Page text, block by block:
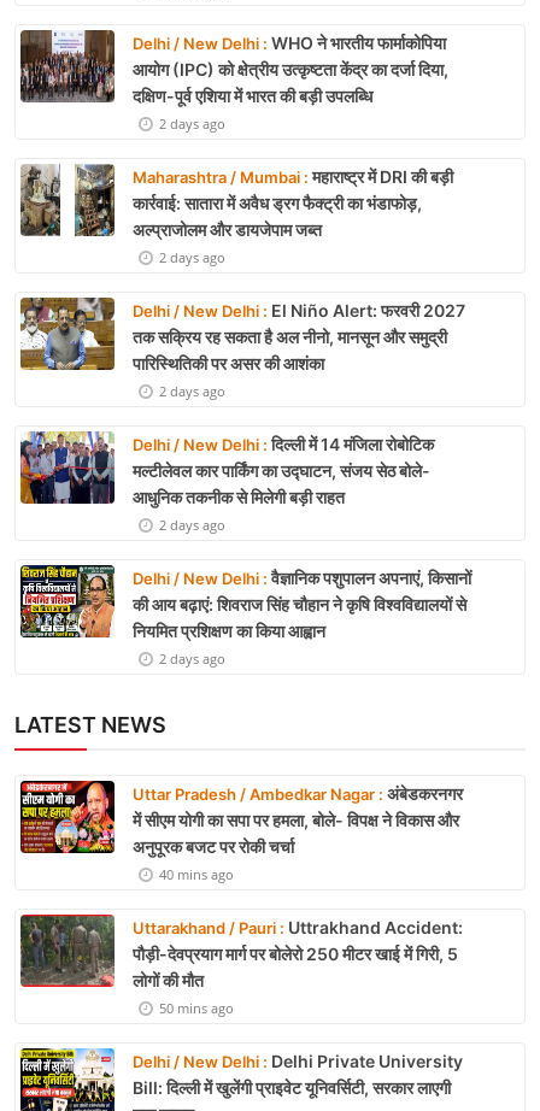
Delhi / New Delhi : WHO ने भारतीय फार्माकोपिया
आयोग (IPC) को क्षेत्रीय उत्कृष्टता केंद्र का दर्जा दिया,
दक्षिण-पूर्व एशिया में भारत की बड़ी उपलब्धि
2 days ago
Maharashtra / Mumbai :महाराष्ट्र में DRI की बड़ी
कार्रवाई: सातारा में अवैध ड्रग फैक्ट्री का भंडाफोड़,
अल्प्राजोलम और डायजेपाम जब्त
2 days ago
Delhi / New Delhi : El Niño Alert: फरवरी 2027
तक सक्रिय रह सकता है अल नीनो, मानसून और समुद्री
पारिस्थितिकी पर असर की आशंका
2 days ago
Delhi / New Delhi :दिल्ली में 14 मंजिला रोबोटिक
मल्टीलेवल कार पार्किंग का उद्घाटन, संजय सेठ बोले-
आधुनिक तकनीक से मिलेगी बड़ी राहत
2 days ago
Delhi / New Delhi :वैज्ञानिक पशुपालन अपनाएं, किसानों
की आय बढ़ाएं: शिवराज सिंह चौहान ने कृषि विश्वविद्यालयों से
नियमित प्रशिक्षण का किया आह्वान
2 days ago
LATEST NEWS
Uttar Pradesh / Ambedkar Nagar : अंबेडकरनगर
में सीएम योगी का सपा पर हमला, बोले- विपक्ष ने विकास और
अनुपूरक बजट पर रोकी चर्चा
40 mins ago
Uttarakhand / Pauri : Uttrakhand Accident:
पौड़ी-देवप्रयाग मार्ग पर बोलेरो 250 मीटर खाई में गिरी, 5
लोगों की मौत
50 mins ago
Delhi / New Delhi : Delhi Private University
Bill: दिल्ली में खुलेंगी प्राइवेट यूनिवर्सिटी, सरकार लाएगी